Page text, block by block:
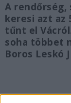
A rendőrség,
keresi azt az
tűnt el
soha többet
Boros Leskó